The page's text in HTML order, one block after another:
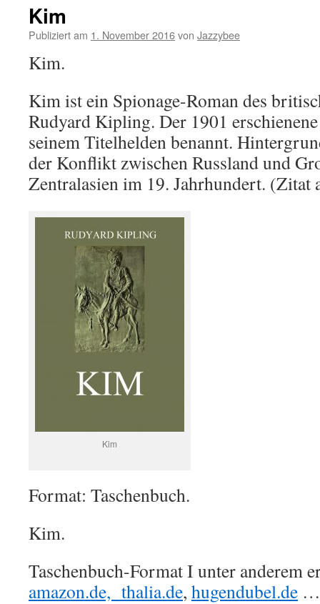
Kim
Publiziert am 1. November 2016von Jazzybee
Kim.
Kim ist ein Spionage-Roman des
Rudyard Kipling. Der 1901
seinem Titelhelden benannt.
der Konflikt zwischen Russland und
Zentralasien im 19. Jahrhundert. (Zitat
Kim
Format: Taschenbuch.
Kim.
Taschenbuch-Format I unter anderem
amazon.de, thalia.de, hugendubel.de …